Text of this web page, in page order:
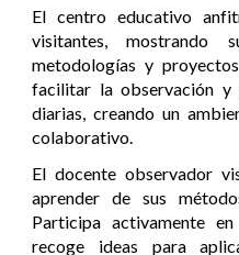
El centro educativo
visitantes, mostrando
metodologías y
facilitar la observación y
diarias, creando un
colaborativo.
El docente observador
aprender de sus
Participa activamente
recoge ideas para